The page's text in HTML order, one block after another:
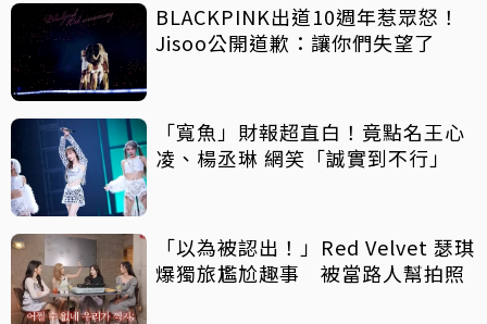
BLACKPINK出道10週年惹眾怒！
Jisoo公開道歉：讓你們失望了
「寬魚」財報超直白！竟點名王心
凌、楊丞琳 網笑「誠實到不行」
「以為被認出！」Red Velvet 瑟琪
爆獨旅尷尬趣事 被當路人幫拍照